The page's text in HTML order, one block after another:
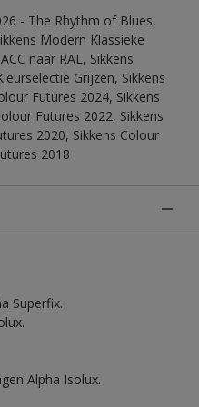
- The Rhythm of Blues,
Modern Klassieke
naar RAL, Sikkens
Grijzen, Sikkens
Futures 2024, Sikkens
Futures 2022, Sikkens
2020, Sikkens Colour
2018
Superfix.
Alpha Isolux.